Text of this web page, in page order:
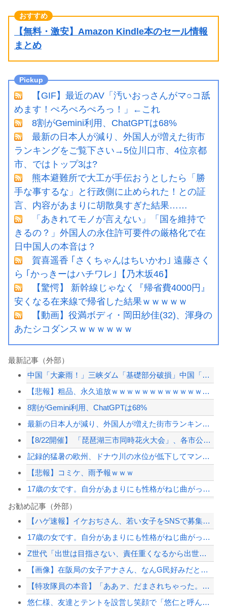
【無料・激安】Amazon Kindle本のセール情報
まとめ
【GIF】最近のAV「汚いおっさんがマ○コ舐
めます！ぺろぺろぺろっ！」←これ
8割がGemini利用、ChatGPTは68%
最新の日本人が減り、外国人が増えた街市
ランキングをご覧下さい→5位川口市、4位京都
市、ではトップ3は?
熊本避難所で大工が手伝おうとしたら「勝
手な事するな」と行政側に止められた！との証
言、内容があまりに胡散臭すぎた結果……
「あきれてモノが言えない」「国を維持で
きるの？」外国人の永住許可要件の厳格化で在
日中国人の本音は？
賀喜遥香 ｢さくちゃんはちいかわ｣ 遠藤さく
ら ｢かっきーはハチワレ｣【乃木坂46】
【驚愕】 新幹線じゃなく『帰省費4000円』
安くなる在来線で帰省した結果ｗｗｗｗｗ
【動画】役満ボディ・岡田紗佳(32)、渾身の
あたシコダンスｗｗｗｗｗｗ
最新記事（外部）
中国「大豪雨！」三峡ダム「基礎部分破損」中国「全力放流！」台風13号「中国上陸予...
【悲報】粗品、永久追放ｗｗｗｗｗｗｗｗｗｗｗｗｗｗｗ（証拠あり）
8割がGemini利用、ChatGPTは68%
最新の日本人が減り、外国人が増えた街市ランキングをご覧下さい→5位川口市、4位京...
【8/22開催】 「琵琶湖三市同時花火大会」、各市公式「そんな花火大会は存在しな...
記録的猛暑の欧州、ドナウ川の水位が低下してマンモスの骨や沈没したドイツ軍の戦艦が...
【悲報】コミケ、雨予報ｗｗｗ
17歳の女です。自分があまりにも性格がねじ曲がっていてどう矯正したらいいのか分か...
8割がGemini利用、ChatGPTは68%
【画像】元暴走族のヤンキー女子高生が「可愛すぎるｗｗｗｗ」ﾊﾟｼｬ!!⇒
【速報】熊本県知事「報道に強い不満・苦情が寄せられている」→TBSの報道特集がま...
なぜフランス人はこれほど日本が好きなのか？…中国ネット「中国と北朝鮮を除いて日本...
【配信者】「金バエ」のSNS更新が1週間途絶え、様々な憶測が飛び交う。1週間ぶり...
【緊急速報】NYで警官が黒人男性の首を絞め、暴動第二波不可避へ
お勧め記事（外部）
【ハゲ速報】イケおぢさん、若い女子をSNSで募集した結果（画像あり）
17歳の女です。自分があまりにも性格がねじ曲がっていてどう矯正したらいいのか分か...
Z世代「出世は目指さない、責任重くなるから出世したくない」←これ
【画像】在阪局の女子アナさん、なんG民好みだと話題に
【特攻隊員の本音】「ああァ、だまされちゃった。今度生れる時はアメリカへ生れるぞ」...
悠仁様、友達とテントを設営し笑顔で「悠仁と呼んで」ｗｗｗｗｗｗｗｗ